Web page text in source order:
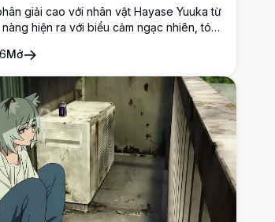
giải cao với nhân vật Hayase Yuuka từ
hiện ra với biểu cảm ngạc nhiên, tóc
màu trong khi cầm một thiết bị trên tay.
Mở